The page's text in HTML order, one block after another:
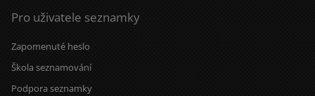
Pro uživatele seznamky
Zapomenuté heslo
Škola seznamování
Podpora seznamky